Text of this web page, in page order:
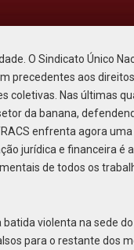
O Sindicato Único
precedentes aos
coletivas. Nas últimas
da banana,
enfrenta agora uma
jurídica e financeira é
de todos os
violenta na sede do
para o restante dos